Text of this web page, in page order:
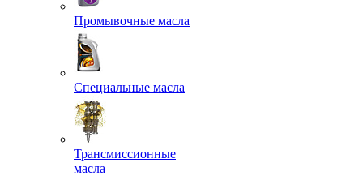
Промывочные масла
Специальные масла
Трансмиссионные
масла